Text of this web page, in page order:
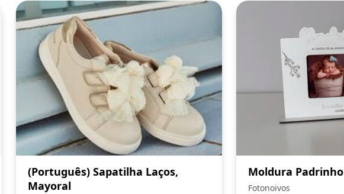
(Português) Sapatilha Laços,
Mayoral
Moldura Padrinho
Fotonoivos